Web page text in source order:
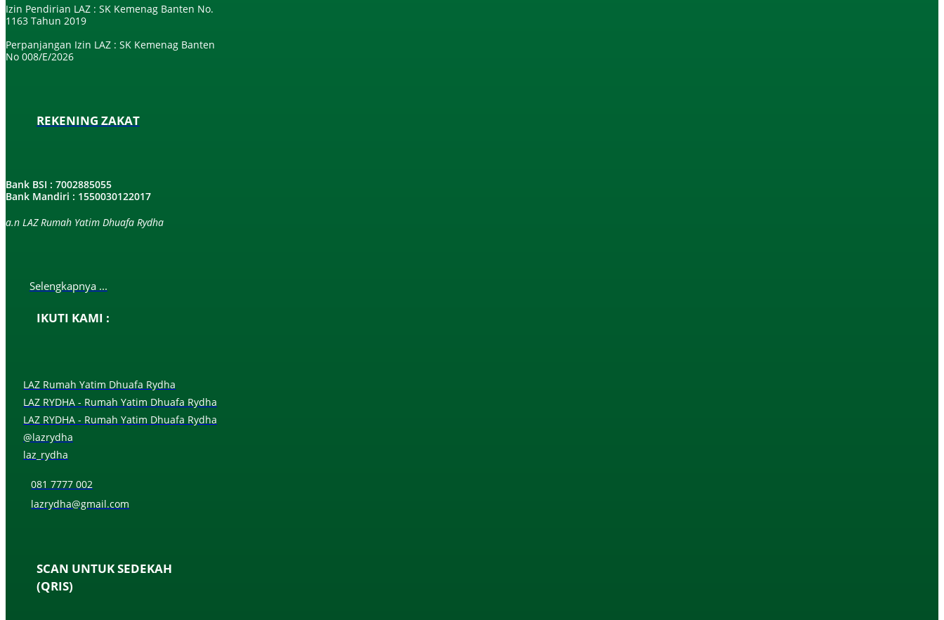
Izin Pendirian LAZ : SK Kemenag Banten No.
1163 Tahun 2019
Perpanjangan Izin LAZ : SK Kemenag Banten
No 008/E/2026​
REKENING ZAKAT
Bank BSI : 7002885055
Bank Mandiri : 1550030122017
a.n LAZ Rumah Yatim Dhuafa Rydha
Selengkapnya ...
IKUTI KAMI :
LAZ Rumah Yatim Dhuafa Rydha
LAZ RYDHA - Rumah Yatim Dhuafa Rydha
LAZ RYDHA - Rumah Yatim Dhuafa Rydha
@lazrydha
laz_rydha
081 7777 002
lazrydha@gmail.com
SCAN UNTUK SEDEKAH
(QRIS)